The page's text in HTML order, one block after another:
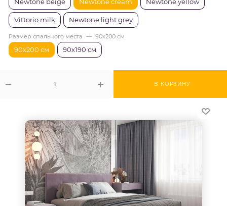
В КОРЗИНУ
Newtone beige Newtone cream Newtone yellow
Vittorio milk Newtone light grey
Размер спального места — 90х200 см
90х200 см 90х190 см